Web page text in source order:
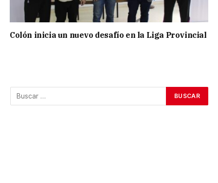
Colón inicia un nuevo desafío en la Liga Provincial